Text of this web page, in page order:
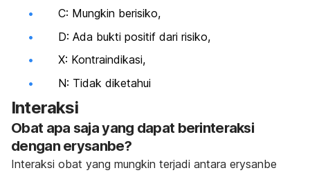
C: Mungkin berisiko,
D: Ada bukti positif dari risiko,
X: Kontraindikasi,
N: Tidak diketahui
Interaksi
Obat apa saja yang dapat berinteraksi
dengan erysanbe?
Interaksi obat yang mungkin terjadi antara erysanbe